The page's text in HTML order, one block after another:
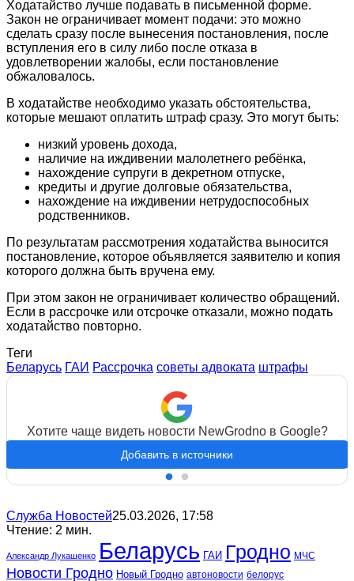
Ходатайство лучше подавать в письменной форме.
Закон не ограничивает момент подачи: это можно
сделать сразу после вынесения постановления, после
вступления его в силу либо после отказа в
удовлетворении жалобы, если постановление
обжаловалось.
В ходатайстве необходимо указать обстоятельства,
которые мешают оплатить штраф сразу. Это могут быть:
низкий уровень дохода,
наличие на иждивении малолетнего ребёнка,
нахождение супруги в декретном отпуске,
кредиты и другие долговые обязательства,
нахождение на иждивении нетрудоспособных
родственников.
По результатам рассмотрения ходатайства выносится
постановление, которое объявляется заявителю и копия
которого должна быть вручена ему.
При этом закон не ограничивает количество обращений.
Если в рассрочке или отсрочке отказали, можно подать
ходатайство повторно.
Теги
Беларусь ГАИ Рассрочка советы адвоката штрафы
Хотите чаще видеть новости NewGrodno в Google?
Добавить в источники
Служба Новостей25.03.2026, 17:58
Чтение: 2 мин.
Александр Лукашенко Беларусь ГАИ Гродно МЧС
Новости Гродно Новый Гродно автоновости белорус